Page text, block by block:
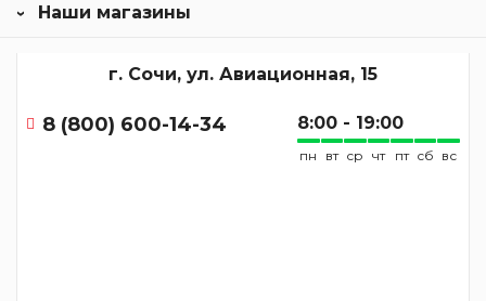
Наши магазины
г. Сочи, ул. Авиационная, 15
8 (800) 600-14-34 8:00 - 19:00
пн вт ср чт пт сб вс